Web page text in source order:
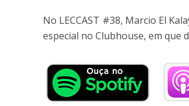
No LECCAST #38, Marcio El
especial no Clubhouse, em que